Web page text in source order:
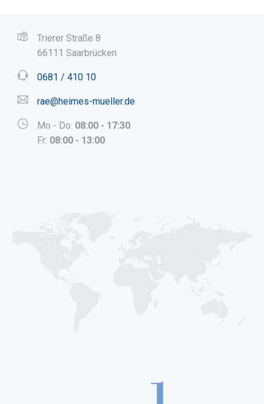
Trierer Straße 8
66111 Saarbrücken
0681 / 410 10
rae@heimes-mueller.de
Mo - Do: 08:00 - 17:30
Fr: 08:00 - 13:00